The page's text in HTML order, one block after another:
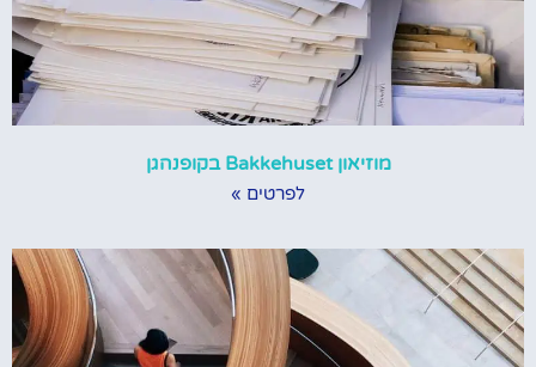
מוזיאון Bakkehuset בקופנהגן
לפרטים »